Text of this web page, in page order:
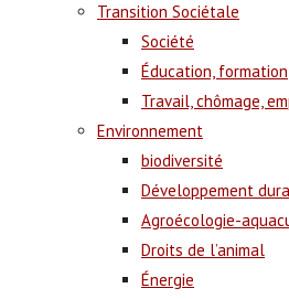
Transition Sociétale
Société
Éducation, formation
Travail, chômage,
Environnement
biodiversité
Développement
Agroécologie-
Droits de l’animal
Énergie